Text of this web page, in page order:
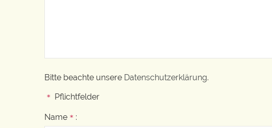
Bitte beachte unsere Datenschutzerklärung.
* Pflichtfelder
Name * :